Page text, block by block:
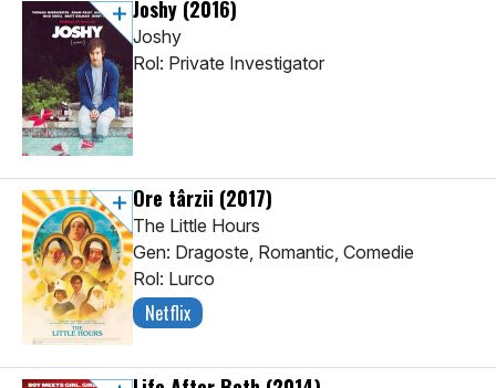
Joshy (2016)
Joshy
Rol: Private Investigator
Ore târzii (2017)
The Little Hours
Gen: Dragoste, Romantic, Comedie
Rol: Lurco
Netflix